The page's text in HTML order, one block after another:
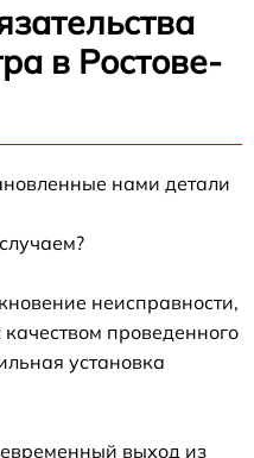
в Ростове-
нами детали
неисправности,
проведенного
установка
выход из